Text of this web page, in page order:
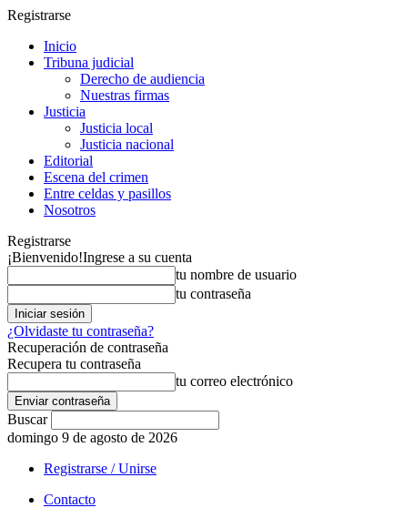
Registrarse
Inicio
Tribuna judicial
Derecho de audiencia
Nuestras firmas
Justicia
Justicia local
Justicia nacional
Editorial
Escena del crimen
Entre celdas y pasillos
Nosotros
Registrarse
¡Bienvenido!Ingrese a su cuenta
tu nombre de usuario
tu contraseña
¿Olvidaste tu contraseña?
Recuperación de contraseña
Recupera tu contraseña
tu correo electrónico
Buscar
domingo 9 de agosto de 2026
Registrarse / Unirse
Contacto